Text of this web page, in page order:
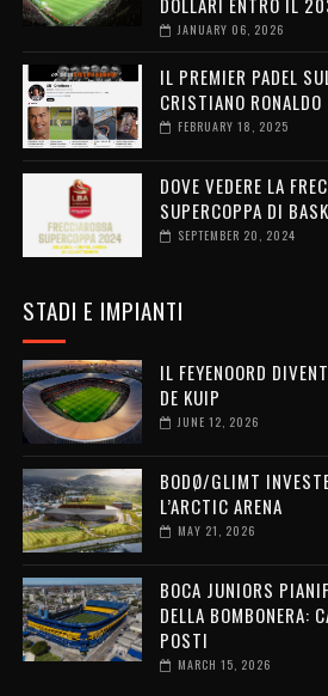
JANUARY 06, 2026
IL PREMIER PADEL
CRISTIANO RONALDO
FEBRUARY 18, 2025
DOVE VEDERE LA
SUPERCOPPA DI
SEPTEMBER 20, 2024
STADI E IMPIANTI
IL FEYENOORD
DE KUIP
JUNE 12, 2026
BODØ/GLIMT
L’ARCTIC ARENA
MAY 21, 2026
BOCA JUNIORS
DELLA BOMBONERA:
POSTI
MARCH 15, 2026